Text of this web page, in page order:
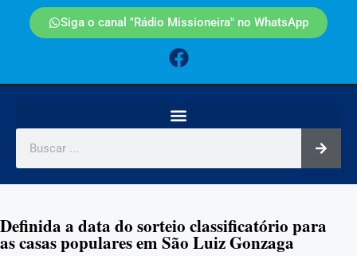
Siga o canal "Rádio Missioneira" no WhatsApp
Definida a data do sorteio classificatório para
as casas populares em São Luiz Gonzaga